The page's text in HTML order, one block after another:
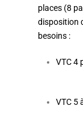
places (8
disposition
besoins :
VTC 4
VTC 5